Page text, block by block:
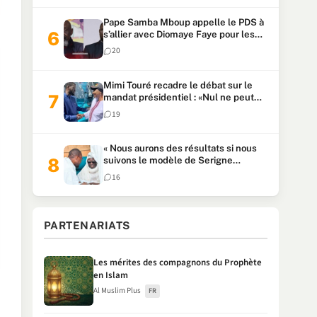
Pape Samba Mboup appelle le PDS à
s’allier avec Diomaye Faye pour les
locales et tacle Sonko
20
Mimi Touré recadre le débat sur le
mandat présidentiel : «Nul ne peut
faire plus de deux mandats
consécutifs de 5 ans»
19
« Nous aurons des résultats si nous
suivons le modèle de Serigne
Touba » : Ousmane Sonko au Khalife
Serigne Mountakha
16
PARTENARIATS
Les mérites des compagnons du Prophète
en Islam
Al Muslim Plus FR